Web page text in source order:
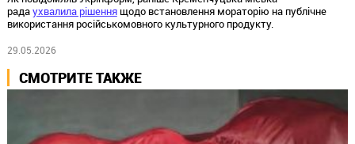
радаухвалила рішеннящодо встановлення мораторію на публічне
використання російськомовного культурного продукту.
29.05.2026
СМОТРИТЕ ТАКЖЕ